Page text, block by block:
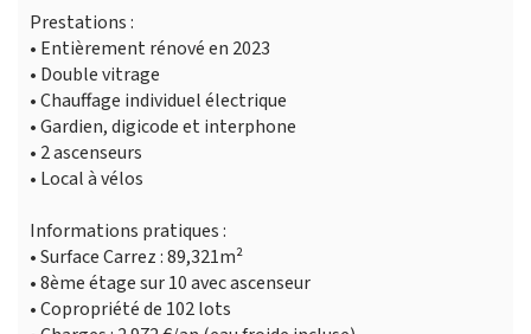
Prestations :
• Entièrement rénové en 2023
• Double vitrage
• Chauffage individuel électrique
• Gardien, digicode et interphone
• 2 ascenseurs
• Local à vélos
Informations pratiques :
• Surface Carrez : 89,321m²
• 8ème étage sur 10 avec ascenseur
• Copropriété de 102 lots